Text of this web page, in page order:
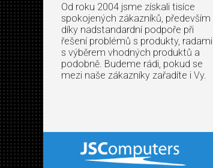
Od roku 2004 jsme získali tisíce
spokojených zákazníků, především
díky nadstandardní podpoře při
řešení problémů s produkty, radami
s výběrem vhodných produktů a
podobně. Budeme rádi, pokud se
mezi naše zákazníky zařadíte i Vy.